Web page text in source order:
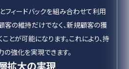
フィードバックを組み合わせて利用
客の維持だけでなく、新規顧客の獲
とが可能になります。これにより、持
強化を実現できます。
拡大の実現